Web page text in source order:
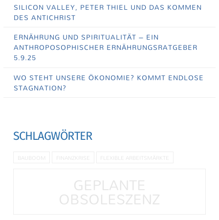
SILICON VALLEY, PETER THIEL UND DAS KOMMEN
DES ANTICHRIST
ERNÄHRUNG UND SPIRITUALITÄT – EIN
ANTHROPOSOPHISCHER ERNÄHRUNGSRATGEBER
5.9.25
WO STEHT UNSERE ÖKONOMIE? KOMMT ENDLOSE
STAGNATION?
SCHLAGWÖRTER
BAUBOOM FINANZKRISE FLEXIBLE ARBEITSMÄRKTE
GEPLANTE
OBSOLESZENZ